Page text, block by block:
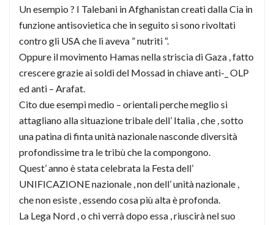
Un esempio ? I Talebani in Afghanistan creati dalla Cia in
funzione antisovietica che in seguito si sono rivoltati
contro gli USA che li aveva ” nutriti “.
Oppure il movimento Hamas nella striscia di Gaza , fatto
crescere grazie ai soldi del Mossad in chiave anti-_ OLP
ed anti – Arafat.
Cito due esempi medio – orientali perche meglio si
attagliano alla situazione tribale dell’ Italia , che , sotto
una patina di finta unità nazionale nasconde diversità
profondissime tra le tribù che la compongono.
Quest’ anno è stata celebrata la Festa dell’
UNIFICAZIONE nazionale , non dell’ unità nazionale ,
che non esiste , essendo cosa più alta è profonda.
La Lega Nord , o chi verrà dopo essa , riuscirà nel suo